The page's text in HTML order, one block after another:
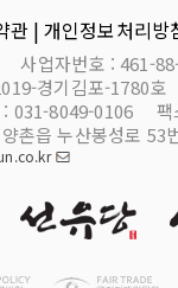
관 | 개인정보처리방
사업자번호 :461-
경기김포-1780호
031-8049-0106
촌읍 누산봉성로 53